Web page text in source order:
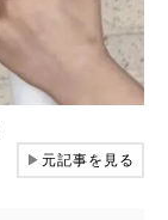
▶元記事を見る